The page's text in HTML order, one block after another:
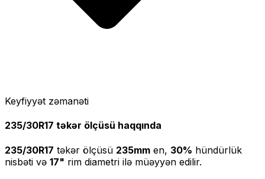
Keyfiyyət zəmanəti
235/30R17 təkər ölçüsü haqqında
235/30R17 təkər ölçüsü 235mm en, 30% hündürlük
nisbəti və 17" rim diametri ilə müəyyən edilir.